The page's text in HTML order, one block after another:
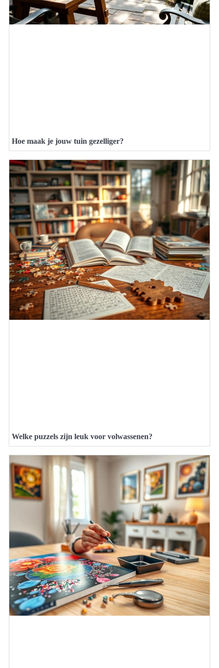
Hoe maak je jouw tuin gezelliger?
Welke puzzels zijn leuk voor volwassenen?